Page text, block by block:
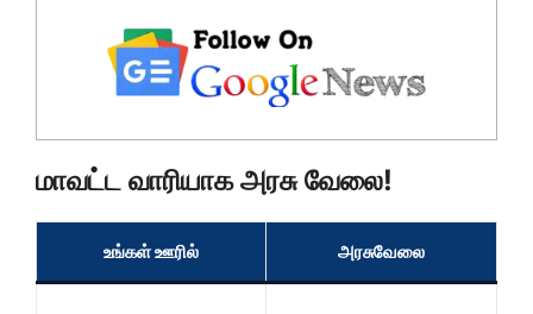
மாவட்ட வாரியாக அரசு வேலை!
உங்கள் ஊரில் அரசுவேலை